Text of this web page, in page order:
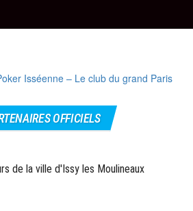
API –
Association
Isséenne –
officielOFFICIELS
de la ville d'Issy les Moulineaux